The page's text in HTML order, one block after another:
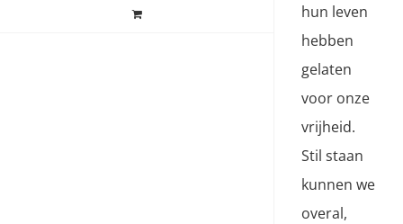
hun leven
hebben
gelaten
voor onze
vrijheid.
Stil staan
kunnen we
overal,